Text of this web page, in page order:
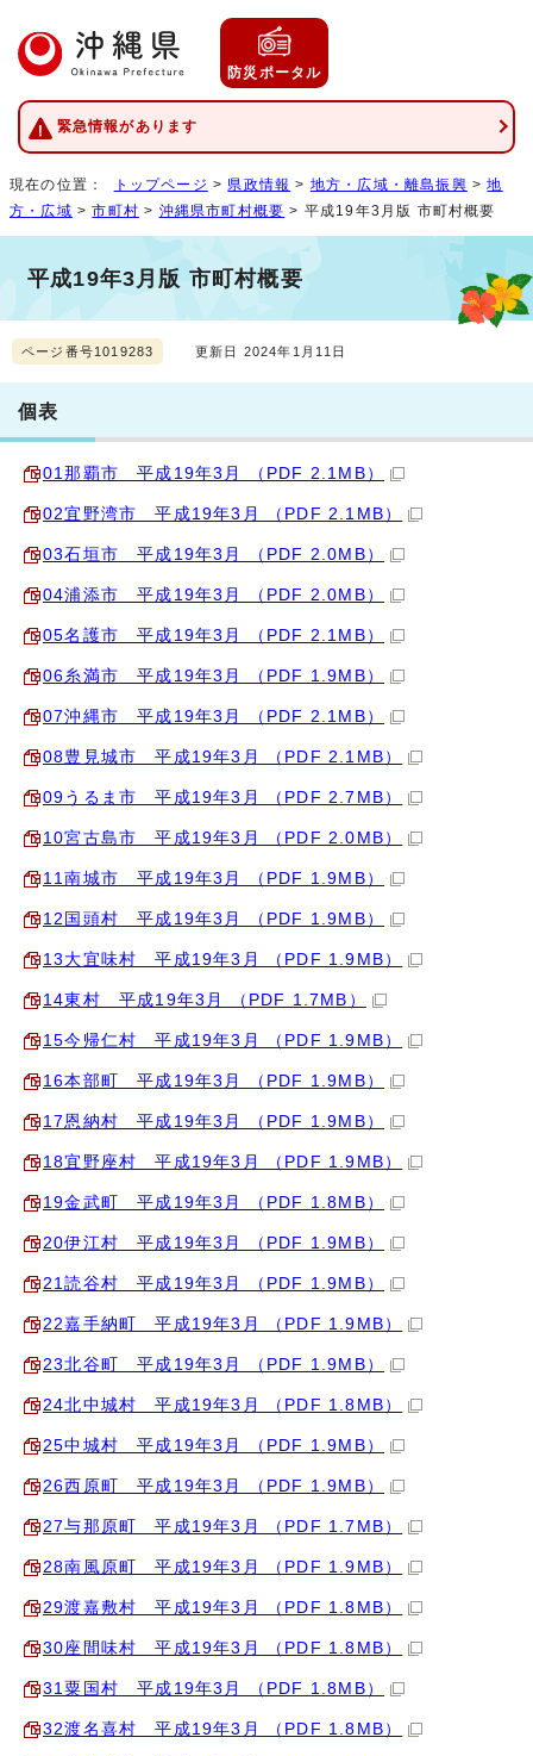
防災ポータル
緊急情報があります
現在の位置： トップページ > 県政情報 > 地方・広域・離島振興 >地
方・広域 >市町村 > 沖縄県市町村概要 > 平成19年3月版 市町村概要
平成19年3月版 市町村概要
ページ番号1019283 更新日 2024年1月11日
個表
01那覇市 平成19年3月 （PDF 2.1MB）
02宜野湾市 平成19年3月 （PDF 2.1MB）
03石垣市 平成19年3月 （PDF 2.0MB）
04浦添市 平成19年3月 （PDF 2.0MB）
05名護市 平成19年3月 （PDF 2.1MB）
06糸満市 平成19年3月 （PDF 1.9MB）
07沖縄市 平成19年3月 （PDF 2.1MB）
08豊見城市 平成19年3月 （PDF 2.1MB）
09うるま市 平成19年3月 （PDF 2.7MB）
10宮古島市 平成19年3月 （PDF 2.0MB）
11南城市 平成19年3月 （PDF 1.9MB）
12国頭村 平成19年3月 （PDF 1.9MB）
13大宜味村 平成19年3月 （PDF 1.9MB）
14東村 平成19年3月 （PDF 1.7MB）
15今帰仁村 平成19年3月 （PDF 1.9MB）
16本部町 平成19年3月 （PDF 1.9MB）
17恩納村 平成19年3月 （PDF 1.9MB）
18宜野座村 平成19年3月 （PDF 1.9MB）
19金武町 平成19年3月 （PDF 1.8MB）
20伊江村 平成19年3月 （PDF 1.9MB）
21読谷村 平成19年3月 （PDF 1.9MB）
22嘉手納町 平成19年3月 （PDF 1.9MB）
23北谷町 平成19年3月 （PDF 1.9MB）
24北中城村 平成19年3月 （PDF 1.8MB）
25中城村 平成19年3月 （PDF 1.9MB）
26西原町 平成19年3月 （PDF 1.9MB）
27与那原町 平成19年3月 （PDF 1.7MB）
28南風原町 平成19年3月 （PDF 1.9MB）
29渡嘉敷村 平成19年3月 （PDF 1.8MB）
30座間味村 平成19年3月 （PDF 1.8MB）
31粟国村 平成19年3月 （PDF 1.8MB）
32渡名喜村 平成19年3月 （PDF 1.8MB）